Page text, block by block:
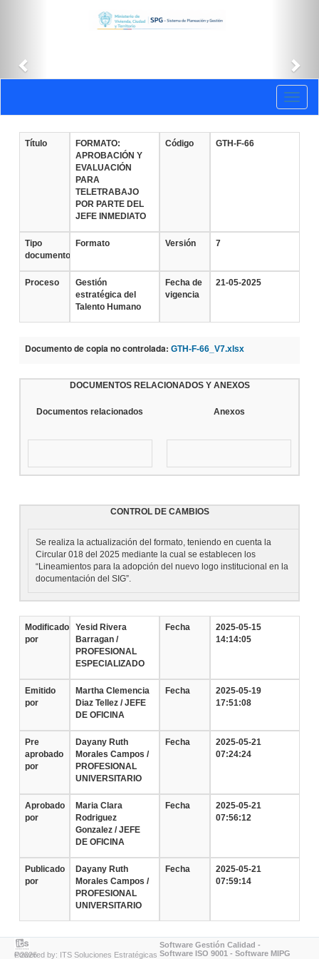
Título
FORMATO:
APROBACIÓN Y
EVALUACIÓN
PARA
TELETRABAJO
POR PARTE DEL
JEFE INMEDIATO
Código GTH-F-66
Tipo
documento
Formato Versión 7
Proceso
Gestión
estratégica del
Talento Humano
Fecha de
vigencia
21-05-2025
Documento de copia no controlada: GTH-F-66_V7.xlsx
DOCUMENTOS RELACIONADOS Y ANEXOS
Documentos relacionados Anexos
CONTROL DE CAMBIOS
Se realiza la actualización del formato, teniendo en cuenta la
Circular 018 del 2025 mediante la cual se establecen los
“Lineamientos para la adopción del nuevo logo institucional en la
documentación del SIG”.
Modificado
por
Yesid Rivera
Barragan /
PROFESIONAL
ESPECIALIZADO
Fecha
2025-05-15
14:14:05
Emitido
por
Martha Clemencia
Diaz Tellez / JEFE
DE OFICINA
Fecha
2025-05-19
17:51:08
Pre
aprobado
por
Dayany Ruth
Morales Campos /
PROFESIONAL
UNIVERSITARIO
Fecha
2025-05-21
07:24:24
Aprobado
por
Maria Clara
Rodriguez
Gonzalez / JEFE
DE OFICINA
Fecha
2025-05-21
07:56:12
Publicado
por
Dayany Ruth
Morales Campos /
PROFESIONAL
UNIVERSITARIO
Fecha
2025-05-21
07:59:14
Powered by: ITS Soluciones Estratégicas ©2026
Software Gestión Calidad -
Software ISO 9001 - Software MIPG